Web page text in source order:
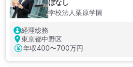
ぼなし
学校法人栗原学園
経理総務
東京都中野区
年収400〜700万円